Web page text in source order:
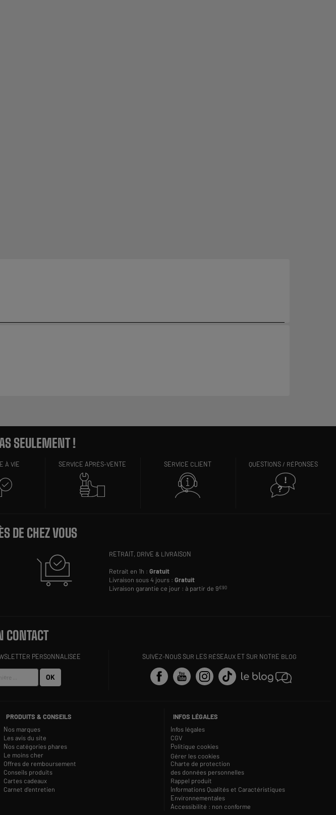
SEULEMENT !
À VIE SERVICE APRÈS-VENTE SERVICE CLIENT QUESTIONS / RÉPONSES
DE CHEZ VOUS
RETRAIT, DRIVE & LIVRAISON
Retrait en 1h :Gratuit
Livraison sous 4 jours :Gratuit
Livraison garantie ce jour : à partir de 9€90
CONTACT
PERSONNALISÉE
OK
SUIVEZ-NOUS SUR LES RÉSEAUX ET SUR NOTRE BLOG
PRODUITS & CONSEILS
Nos marques
Les avis du site
Nos catégories phares
Le moins cher
Offres de remboursement
Conseils produits
Cartes cadeaux
Carnet d'entretien
INFOS LÉGALES
Infos légales
CGV
Politique cookies
Gérer les cookies
Charte de protection
des données personnelles
Rappel produit
Informations Qualités et Caractéristiques
Environnementales
Accessibilité : non conforme